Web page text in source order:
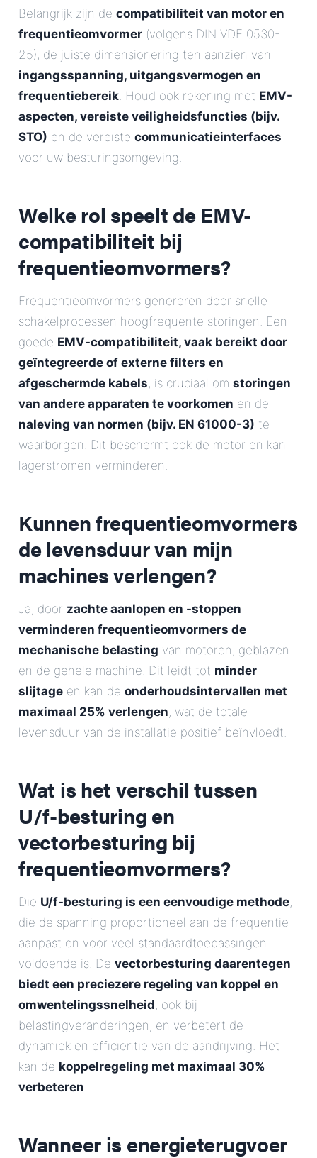
Belangrijk zijn de compatibiliteit van motor en
frequentieomvormer (volgens DIN VDE 0530-
25), de juiste dimensionering ten aanzien van
ingangsspanning, uitgangsvermogen en
frequentiebereik. Houd ook rekening met EMV-
aspecten, vereiste veiligheidsfuncties (bijv.
STO) en de vereiste communicatieinterfaces
voor uw besturingsomgeving.
Welke rol speelt de EMV-
compatibiliteit bij
frequentieomvormers?
Frequentieomvormers genereren door snelle
schakelprocessen hoogfrequente storingen. Een
goede EMV-compatibiliteit, vaak bereikt door
geïntegreerde of externe filters en
afgeschermde kabels, is cruciaal om storingen
van andere apparaten te voorkomen en de
naleving van normen (bijv. EN 61000-3) te
waarborgen. Dit beschermt ook de motor en kan
lagerstromen verminderen.
Kunnen frequentieomvormers
de levensduur van mijn
machines verlengen?
Ja, door zachte aanlopen en -stoppen
verminderen frequentieomvormers de
mechanische belasting van motoren, geblazen
en de gehele machine. Dit leidt tot minder
slijtage en kan de onderhoudsintervallen met
maximaal 25% verlengen, wat de totale
levensduur van de installatie positief beïnvloedt.
Wat is het verschil tussen
U/f-besturing en
vectorbesturing bij
frequentieomvormers?
Die U/f-besturing is een eenvoudige methode,
die de spanning proportioneel aan de frequentie
aanpast en voor veel standaardtoepassingen
voldoende is. De vectorbesturing daarentegen
biedt een preciezere regeling van koppel en
omwentelingssnelheid, ook bij
belastingveranderingen, en verbetert de
dynamiek en efficiëntie van de aandrijving. Het
kan de koppelregeling met maximaal 30%
verbeteren.
Wanneer is energieterugvoer